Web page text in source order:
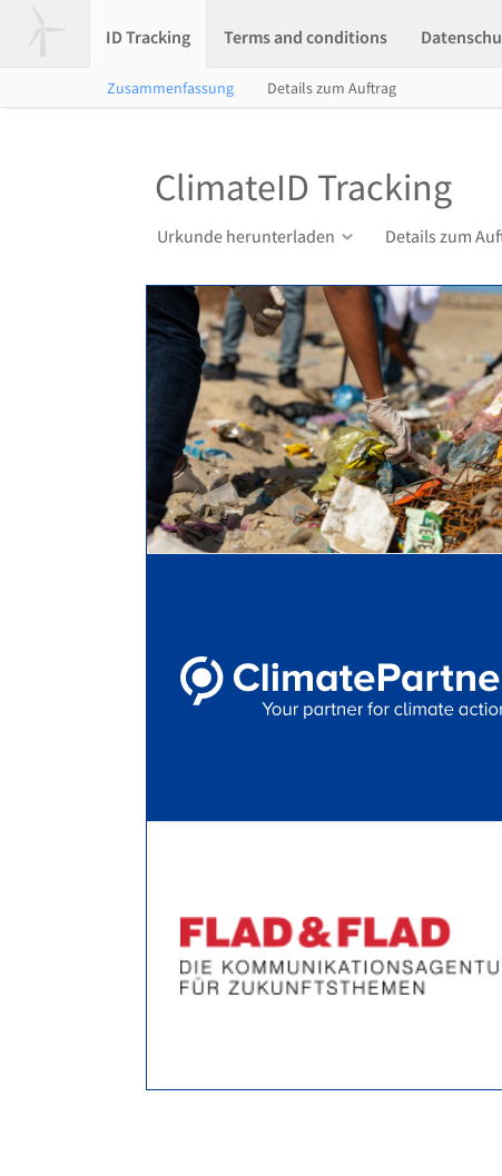
ID Tracking Terms and conditions
Zusammenfassung Details zum Auftrag
ClimateID Tracking
Urkunde herunterladen Details zum